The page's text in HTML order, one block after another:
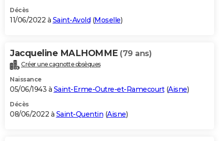
Décès
11/06/2022 à Saint-Avold (Moselle)
Jacqueline MALHOMME (79 ans)
Créer une cagnotte obsèques
Naissance
05/06/1943 à Saint-Erme-Outre-et-Ramecourt(Aisne)
Décès
08/06/2022 à Saint-Quentin (Aisne)